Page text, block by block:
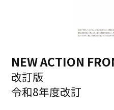
NEW ACTION
改訂版
令和8年度改訂